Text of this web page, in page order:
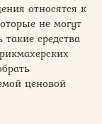
относятся к
не могут
средства
ценовой